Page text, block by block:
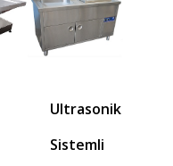
Ultrasonik
Sistemli